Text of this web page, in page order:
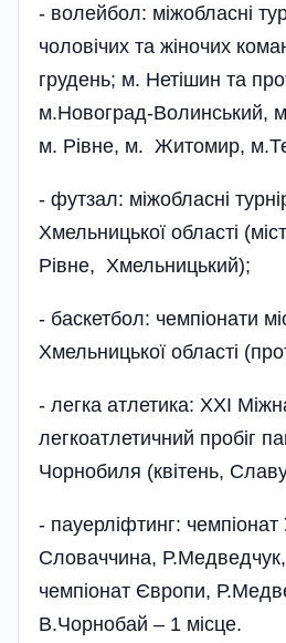
- волейбол: міжобласні
чоловічих та жіночих
грудень; м. Нетішин та
м.Новоград-Волинський,
м. Рівне, м. Житомир,
- футзал: міжобласні
Хмельницької області
Рівне, Хмельницький);
- баскетбол: чемпіонати
Хмельницької області
- легка атлетика: XXI
легкоатлетичний пробіг
Чорнобиля (квітень,
- пауерліфтинг:
Словаччина,
чемпіонат Європи,
В.Чорнобай – 1 місце.